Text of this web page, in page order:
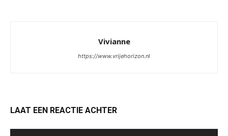
Vivianne
https://www.vrijehorizon.nl
LAAT EEN REACTIE ACHTER